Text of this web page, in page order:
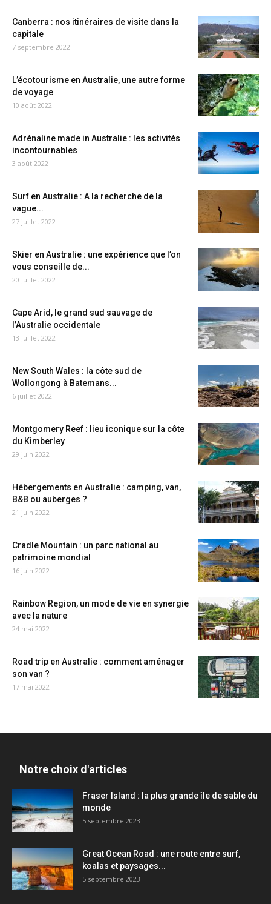
Canberra : nos itinéraires de visite dans la
capitale
7 septembre 2022
L’écotourisme en Australie, une autre forme
de voyage
10 août 2022
Adrénaline made in Australie : les activités
incontournables
3 août 2022
Surf en Australie : A la recherche de la
vague...
27 juillet 2022
Skier en Australie : une expérience que l’on
vous conseille de...
20 juillet 2022
Cape Arid, le grand sud sauvage de
l’Australie occidentale
13 juillet 2022
New South Wales : la côte sud de
Wollongong à Batemans...
6 juillet 2022
Montgomery Reef : lieu iconique sur la côte
du Kimberley
29 juin 2022
Hébergements en Australie : camping, van,
B&B ou auberges ?
21 juin 2022
Cradle Mountain : un parc national au
patrimoine mondial
16 juin 2022
Rainbow Region, un mode de vie en synergie
avec la nature
24 mai 2022
Road trip en Australie : comment aménager
son van ?
17 mai 2022
Notre choix d'articles
Fraser Island : la plus grande île de sable du
monde
5 septembre 2023
Great Ocean Road : une route entre surf,
koalas et paysages...
5 septembre 2023